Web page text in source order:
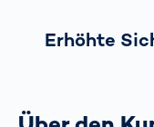
Erhöhte